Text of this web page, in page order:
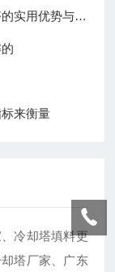
势与普及价值
来衡量
、冷却塔填料更
塔厂家、广东